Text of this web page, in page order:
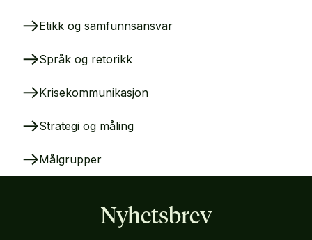
Etikk og samfunnsansvar
Språk og retorikk
Krisekommunikasjon
Strategi og måling
Målgrupper
Nyhetsbrev